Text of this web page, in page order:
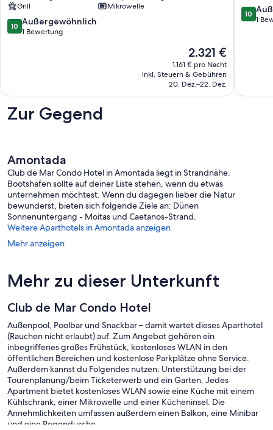
garden,
services,
50
ICARAI
Grill
Mikrowelle
10.0
von
10 Außergewöhnlich
1 Bewertung
Der
Preis
beträgt
2.321 €
2.321 €
1.161 € pro Nacht
inkl. Steuern & Gebühren
20. Dez.–22. Dez.
tropical
paradise
10.0
von
10
1
Zur Gegend
Amontada
Club de Mar Condo Hotel in Amontada liegt in Strandnähe.
Bootshafen sollte auf deiner Liste stehen, wenn du etwas
unternehmen möchtest. Wenn du dagegen lieber die Natur
bewunderst, bieten sich folgende Ziele an: Dünen
Sonnenuntergang - Moitas und Caetanos-Strand.
Weitere Aparthotels in Amontada anzeigen
Mehr anzeigen
Mehr zu dieser Unterkunft
Club de Mar Condo Hotel
Außenpool, Poolbar und Snackbar – damit wartet dieses Aparthotel
(Rauchen nicht erlaubt) auf. Zum Angebot gehören ein
inbegriffenes großes Frühstück, kostenloses WLAN in den
öffentlichen Bereichen und kostenlose Parkplätze ohne Service.
Außerdem kannst du Folgendes nutzen: Unterstützung bei der
Tourenplanung/beim Ticketerwerb und ein Garten. Jedes
Apartment bietet kostenloses WLAN sowie eine Küche mit einem
Kühlschrank, einer Mikrowelle und einer Kücheninsel. Die
Annehmlichkeiten umfassen außerdem einen Balkon, eine Minibar
und eine Regendusche.